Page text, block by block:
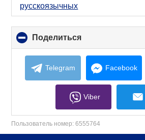
русскоязычных
Поделиться
to
collapse
contents
Telegram Facebook
Viber
Пользователь номер:6555764